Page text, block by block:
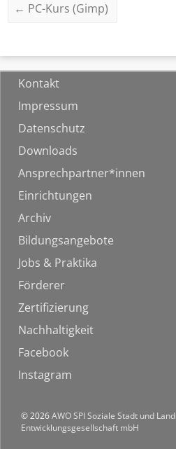
← PC-Kurs (Gimp)
Kontakt
Impressum
Datenschutz
Downloads
Ansprechpartner*innen
Einrichtungen
Archiv
Bildungsangebote
Jobs & Praktika
Förderer
Zertifizierung
Nachhaltigkeit
Facebook
Instagram
© 2026AWO SPI Soziale Stadt und Land
Entwicklungsgesellschaft mbH